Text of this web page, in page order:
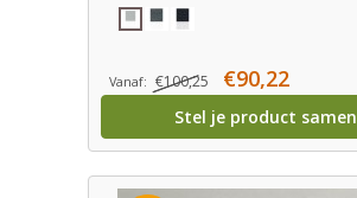
Vanaf: €100,25 €90,22
Stel je product samen